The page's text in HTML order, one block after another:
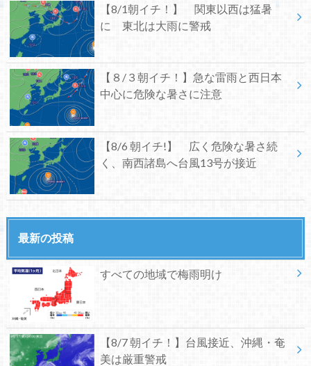
【8/1朝イチ！】 関東以西は猛暑
に 東北は大雨に警戒
【８/３朝イチ！】急な雷雨と西日本
中心に危険な暑さに注意
【8/6 朝イチ!】 広く危険な暑さ続
く、南西諸島へ台風13号が接近
最新の投稿
すべての地域で梅雨明け
【8/7 朝イチ！】台風接近、沖縄・奄
美は厳重警戒